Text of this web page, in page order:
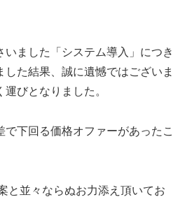
いました「システム導入」につき
た結果、誠に遺憾ではございま
びとなりました。
下回る価格オファーがあったこ
と並々ならぬお力添え頂いてお